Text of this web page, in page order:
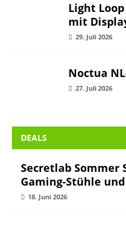
Light
mit
29. Juli 2026
Noctua
27. Juli 2026
DEALS
Secretlab Sommer
Gaming-Stühle
18. Juni 2026